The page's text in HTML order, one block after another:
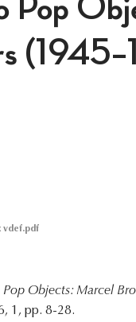
Pop
vdef.pdf
Objects: Marcel
1, pp. 8-28.